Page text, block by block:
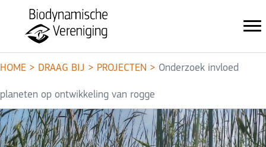
HOME > DRAAG BIJ > PROJECTEN > Onderzoek invloed
planeten op ontwikkeling van rogge